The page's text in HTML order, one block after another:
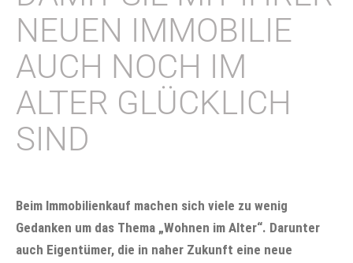
NEUEN IMMOBILIE
AUCH NOCH IM
ALTER GLÜCKLICH
SIND
Beim Immobilienkauf machen sich viele zu wenig
Gedanken um das Thema „Wohnen im Alter“. Darunter
auch Eigentümer, die in naher Zukunft eine neue